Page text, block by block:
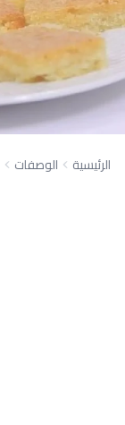
الرئيسية الوصفات